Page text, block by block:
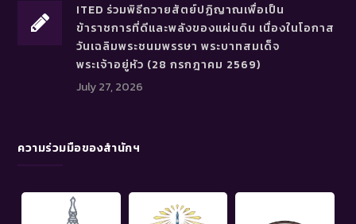
ITED ร่วมพิธีถวายสัตย์ปฏิญาณเพื่อเป็น
ข้าราชการที่ดีและพลังของแผ่นดิน เนื่องในโอกาส
วันเฉลิมพระชนมพรรษา พระบาทสมเด็จ
พระเจ้าอยู่หัว (28 กรกฎาคม 2569)
July 27, 2026
ความร่วมมือของสำนักฯ